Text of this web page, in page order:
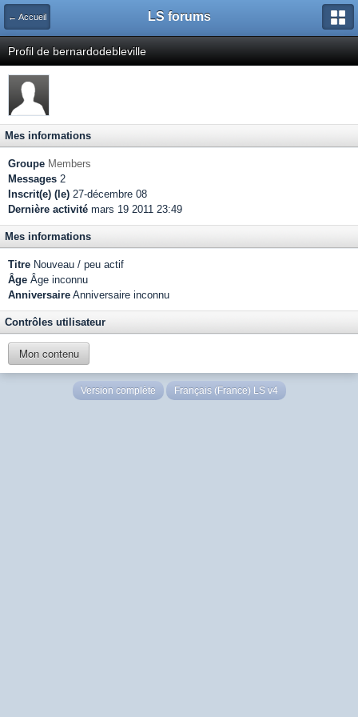
← Accueil LS forums
Profil de bernardodebleville
Mes informations
Groupe Members
Messages 2
Inscrit(e) (le) 27-décembre 08
Dernière activité mars 19 2011 23:49
Mes informations
Titre Nouveau / peu actif
Âge Âge inconnu
Anniversaire Anniversaire inconnu
Contrôles utilisateur
Mon contenu
Version complète Français (France) LS v4